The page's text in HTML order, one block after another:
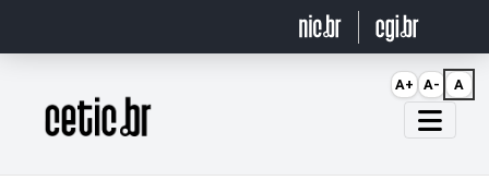
Página inicial
A+ A- A